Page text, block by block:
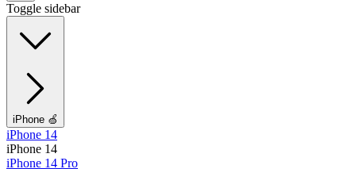
Toggle sidebar
iPhone 🍏
iPhone 14
iPhone 14
iPhone 14 Pro